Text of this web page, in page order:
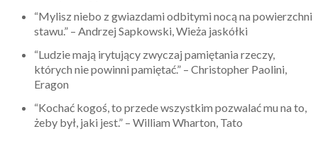
“Mylisz niebo z gwiazdami odbitymi nocą na powierzchni
stawu.” – Andrzej Sapkowski, Wieża jaskółki
“Ludzie mają irytujący zwyczaj pamiętania rzeczy,
których nie powinni pamiętać.” – Christopher Paolini,
Eragon
“Kochać kogoś, to przede wszystkim pozwalać mu na to,
żeby był, jaki jest.” – William Wharton, Tato